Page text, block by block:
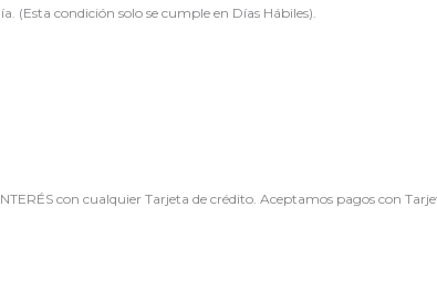
(Esta condición solo se cumple en Días Hábiles).
con cualquier Tarjeta de crédito. Aceptamos pagos con